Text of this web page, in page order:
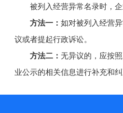
被列入经营异常名录时，
方法一： 如对被列入经营
议或者提起行政诉讼。
方法二： 无异议的，应按
业公示的相关信息进行补充和